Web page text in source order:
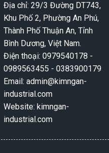
Địa chỉ: 29/3 Đường DT743,
Khu Phố 2, Phường An Phú,
Thành Phố Thuận An, Tỉnh
Bình Dương, Việt Nam.
Điện thoại: 0979540178 -
0989563455 - 0383900179
Email: admin@kimngan-
industrial.com
Website: kimngan-
industrial.com